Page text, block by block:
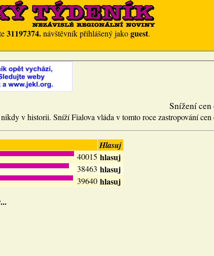
31197374.návštěvník přihlášený jakoguest.
Snížení
v historii. Sníží Fialova vláda v tomto roce zastropování cen
Hlasuj
40015 hlasuj
38463 hlasuj
39640 hlasuj